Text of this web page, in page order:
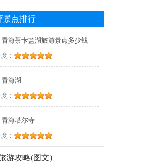
景点排行
青海茶卡盐湖旅游景点多少钱
：
青海湖
：
青海塔尔寺
：
游攻略(图文)